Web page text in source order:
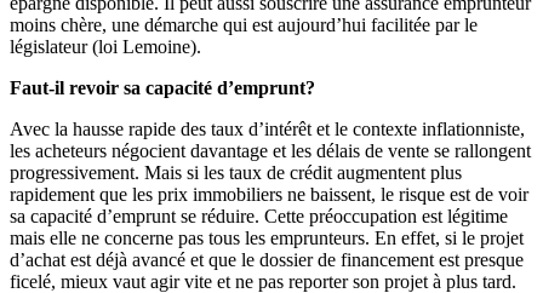
moins chère, une démarche qui est aujourd’hui facilitée par le
législateur (loi Lemoine).
Faut-il revoir sa capacité d’emprunt?
Avec la hausse rapide des taux d’intérêt et le contexte inflationniste,
les acheteurs négocient davantage et les délais de vente se rallongent
progressivement. Mais si les taux de crédit augmentent plus
rapidement que les prix immobiliers ne baissent, le risque est de voir
sa capacité d’emprunt se réduire. Cette préoccupation est légitime
mais elle ne concerne pas tous les emprunteurs. En effet, si le projet
d’achat est déjà avancé et que le dossier de financement est presque
ficelé, mieux vaut agir vite et ne pas reporter son projet à plus tard.